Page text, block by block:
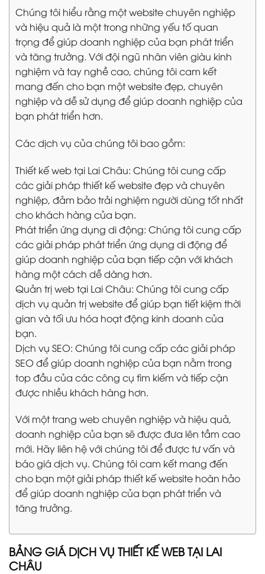
Chúng tôi hiểu rằng một website chuyên nghiệp
và hiệu quả là một trong những yếu tố quan
trọng để giúp doanh nghiệp của bạn phát triển
và tăng trưởng. Với đội ngũ nhân viên giàu kinh
nghiệm và tay nghề cao, chúng tôi cam kết
mang đến cho bạn một website đẹp, chuyên
nghiệp và dễ sử dụng để giúp doanh nghiệp của
bạn phát triển hơn.
Các dịch vụ của chúng tôi bao gồm:
Thiết kế web tại Lai Châu: Chúng tôi cung cấp
các giải pháp thiết kế website đẹp và chuyên
nghiệp, đảm bảo trải nghiệm người dùng tốt nhất
cho khách hàng của bạn.
Phát triển ứng dụng di động: Chúng tôi cung cấp
các giải pháp phát triển ứng dụng di động để
giúp doanh nghiệp của bạn tiếp cận với khách
hàng một cách dễ dàng hơn.
Quản trị web tại Lai Châu: Chúng tôi cung cấp
dịch vụ quản trị website để giúp bạn tiết kiệm thời
gian và tối ưu hóa hoạt động kinh doanh của
bạn.
Dịch vụ SEO: Chúng tôi cung cấp các giải pháp
SEO để giúp doanh nghiệp của bạn nằm trong
top đầu của các công cụ tìm kiếm và tiếp cận
được nhiều khách hàng hơn.
Với một trang web chuyên nghiệp và hiệu quả,
doanh nghiệp của bạn sẽ được đưa lên tầm cao
mới. Hãy liên hệ với chúng tôi để được tư vấn và
báo giá dịch vụ. Chúng tôi cam kết mang đến
cho bạn một giải pháp thiết kế website hoàn hảo
để giúp doanh nghiệp của bạn phát triển và
tăng trưởng.
BẢNG GIÁ DỊCH VỤ THIẾT KẾ WEB TẠI LAI
CHÂU